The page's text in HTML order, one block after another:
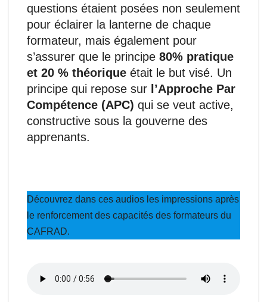
questions étaient posées non seulement
pour éclairer la lanterne de chaque
formateur, mais également pour
s’assurer que le principe 80% pratique
et 20 % théorique était le but visé. Un
principe qui repose sur l’Approche Par
Compétence (APC) qui se veut active,
constructive sous la gouverne des
apprenants.
Découvrez dans ces audios les impressions après
le renforcement des capacités des formateurs du
CAFRAD.